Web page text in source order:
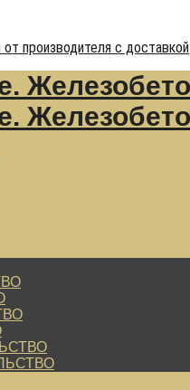
производителя с доставкой